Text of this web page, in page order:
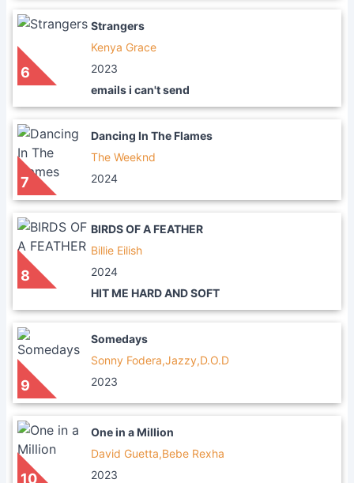
6
Strangers
Kenya Grace
2023
emails i can't send
7
Dancing In The Flames
The Weeknd
2024
8
BIRDS OF A FEATHER
Billie Eilish
2024
HIT ME HARD AND SOFT
9
Somedays
Sonny Fodera,Jazzy,D.O.D
2023
10
One in a Million
David Guetta,Bebe Rexha
2023